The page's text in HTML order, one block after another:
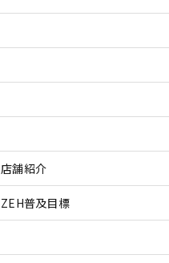
店舗紹介
ZEH普及目標